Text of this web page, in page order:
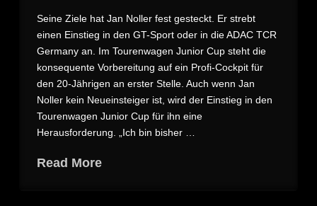
Seine Ziele hat Jan Noller fest gesteckt. Er strebt
einen Einstieg in den GT-Sport oder in die ADAC TCR
Germany an. Im Tourenwagen Junior Cup steht die
konsequente Vorbereitung auf ein Profi-Cockpit für
den 20-Jährigen an erster Stelle. Auch wenn Jan
Noller kein Neueinsteiger ist, wird der Einstieg in den
Tourenwagen Junior Cup für ihn eine
Herausforderung. „Ich bin bisher …
Read More